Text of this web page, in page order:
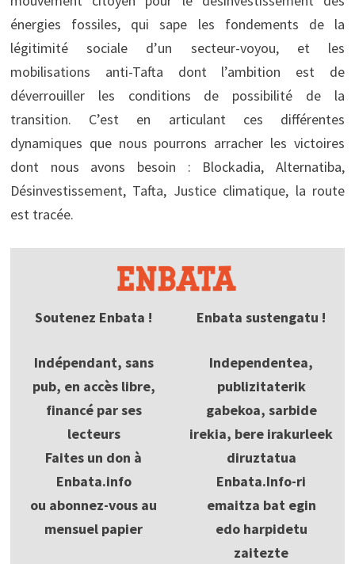
énergies fossiles, qui sape les fondements de la
légitimité sociale d’un secteur-voyou, et les
mobilisations anti-Tafta dont l’ambition est de
déverrouiller les conditions de possibilité de la
transition. C’est en articulant ces différentes
dynamiques que nous pourrons arracher les victoires
dont nous avons besoin : Blockadia, Alternatiba,
Désinvestissement, Tafta, Justice climatique, la route
est tracée.
Soutenez Enbata !
Indépendant, sans
pub, en accès libre,
financé par ses
lecteurs
Faites un don à
Enbata.info
ou abonnez-vous au
mensuel papier
Enbata sustengatu !
Independentea,
publizitaterik
gabekoa, sarbide
irekia, bere irakurleek
diruztatua
Enbata.Info-ri
emaitza bat egin
edo harpidetu
zaitezte